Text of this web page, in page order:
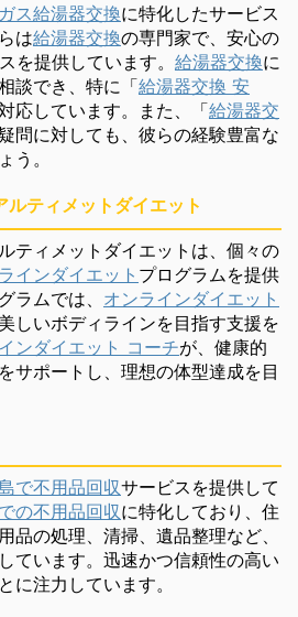
ガス給湯器交換に特化したサービス
は給湯器交換の専門家で、安心の
を提供しています。 給湯器交換に
談でき、特に「給湯器交換 安
応しています。また、「給湯器交
問に対しても、彼らの経験豊富な
う。
ルティメットダイエット
ティメットダイエットは、個々の
インダイエット プログラムを提供
ラムでは、 オンラインダイエット
しいボディラインを目指す支援を
ンダイエット コーチが、健康的
サポートし、理想の体型達成を目
で不用品回収サービスを提供して
の不用品回収に特化しており、住
品の処理、清掃、遺品整理など、
ています。迅速かつ信頼性の高い
に注力しています。